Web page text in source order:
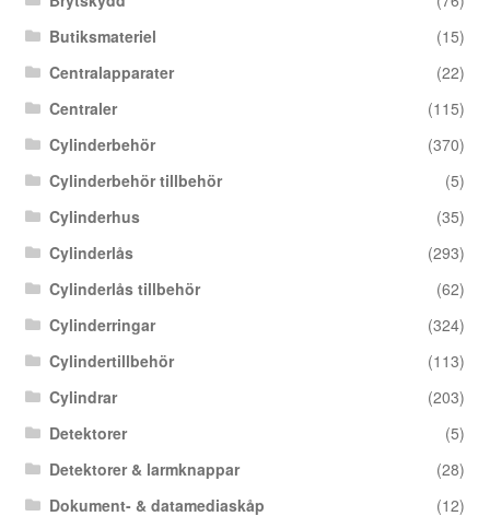
Butiksmateriel
(15)
Centralapparater
(22)
Centraler
(115)
Cylinderbehör
(370)
Cylinderbehör tillbehör
(5)
Cylinderhus
(35)
Cylinderlås
(293)
Cylinderlås tillbehör
(62)
Cylinderringar
(324)
Cylindertillbehör
(113)
Cylindrar
(203)
Detektorer
(5)
Detektorer & larmknappar
(28)
Dokument- & datamediaskåp
(12)